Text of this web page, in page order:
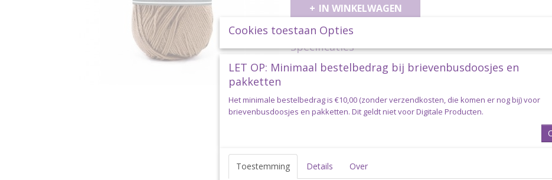
IN WINKELWAGEN
Specificaties
Productcode durable-coral2218
Omschrijving
Durable Coral 2218 Hazelnut
Het bekende Durable Coral haakkatoen is al meer dan 30 jaar
Het is een heerlijk haakgaren voor de meest uiteenlopende
Het garen heeft een looplengte van 125 meter op 50 gram en
naalddikte is 2,5 tot 3,5 mm.
Cookies toestaan Opties
LET OP: Minimaal bestelbedrag bij brievenbusdoosjes en
pakketten
Het minimale bestelbedrag is €10,00 (zonder verzendkosten, die komen er nog bij) voor
brievenbusdoosjes en pakketten. Dit geldt niet voor Digitale Producten.
Toestemming Details Over